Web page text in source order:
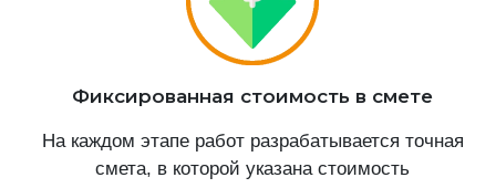
Фиксированная стоимость в смете
На каждом этапе работ разрабатывается точная
смета, в которой указана стоимость